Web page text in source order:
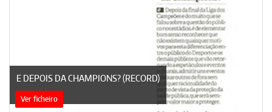
E DEPOIS DA CHAMPIONS? (RECORD)
Ver ficheiro